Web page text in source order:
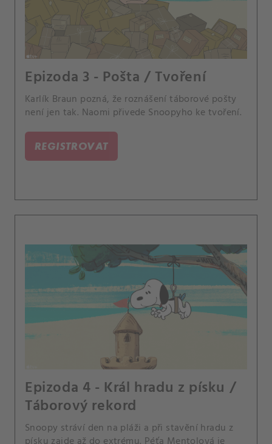
Epizoda 3 - Pošta / Tvoření
Karlík Braun pozná, že roznášení táborové pošty
není jen tak. Naomi přivede Snoopyho ke tvoření.
REGISTROVAT
Epizoda 4 - Král hradu z písku /
Táborový rekord
Snoopy stráví den na pláži a při stavění hradu z